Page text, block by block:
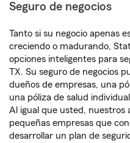
Seguro de negocios
Tanto si su negocio apenas
creciendo o madurando,
opciones inteligentes para
TX. Su seguro de negocios
dueños de empresas, una
una póliza de salud
Al igual que usted, nuestros
pequeñas empresas que
desarrollar un plan de